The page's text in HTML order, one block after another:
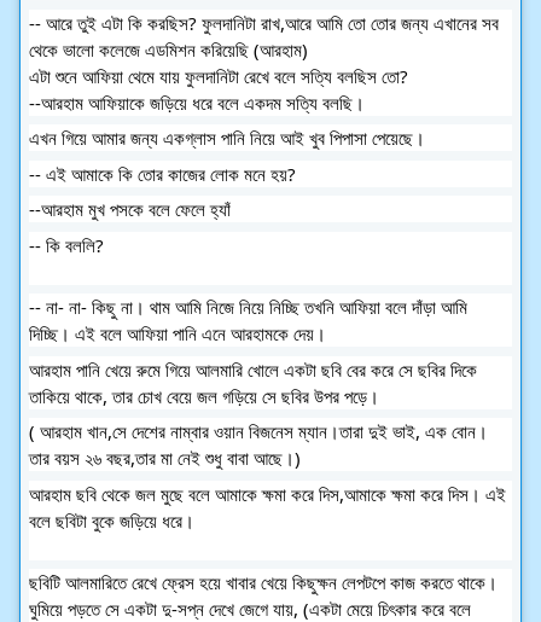
-- আরে তুই এটা কি করছিস? ফুলদানিটা রাখ,আরে আমি তো তোর জন্য এখানের সব
থেকে ভালো কলেজে এডমিশন করিয়েছি (আরহাম)
এটা শুনে আফিয়া থেমে যায় ফুলদানিটা রেখে বলে সত্যি বলছিস তো?
--আরহাম আফিয়াকে জড়িয়ে ধরে বলে একদম সত্যি বলছি।
এখন গিয়ে আমার জন্য একগ্লাস পানি নিয়ে আই খুব পিপাসা পেয়েছে।
-- এই আমাকে কি তোর কাজের লোক মনে হয়?
--আরহাম মুখ পসকে বলে ফেলে হ্যাঁ
-- কি বললি?
-- না- না- কিছু না। থাম আমি নিজে নিয়ে নিচ্ছি তখনি আফিয়া বলে দাঁড়া আমি
দিচ্ছি। এই বলে আফিয়া পানি এনে আরহামকে দেয়।
আরহাম পানি খেয়ে রুমে গিয়ে আলমারি খোলে একটা ছবি বের করে সে ছবির দিকে
তাকিয়ে থাকে, তার চোখ বেয়ে জল গড়িয়ে সে ছবির উপর পড়ে।
( আরহাম খান,সে দেশের নাম্বার ওয়ান বিজনেস ম্যান।তারা দুই ভাই, এক বোন।
তার বয়স ২৬ বছর,তার মা নেই শুধু বাবা আছে।)
আরহাম ছবি থেকে জল মুছে বলে আমাকে ক্ষমা করে দিস,আমাকে ক্ষমা করে দিস। এই
বলে ছবিটা বুকে জড়িয়ে ধরে।
ছবিটি আলমারিতে রেখে ফ্রেস হয়ে খাবার খেয়ে কিছুক্ষন লেপটপে কাজ করতে থাকে।
ঘুমিয়ে পড়তে সে একটা দু-সপ্ন দেখে জেগে যায়, (একটা মেয়ে চিৎকার করে বলে